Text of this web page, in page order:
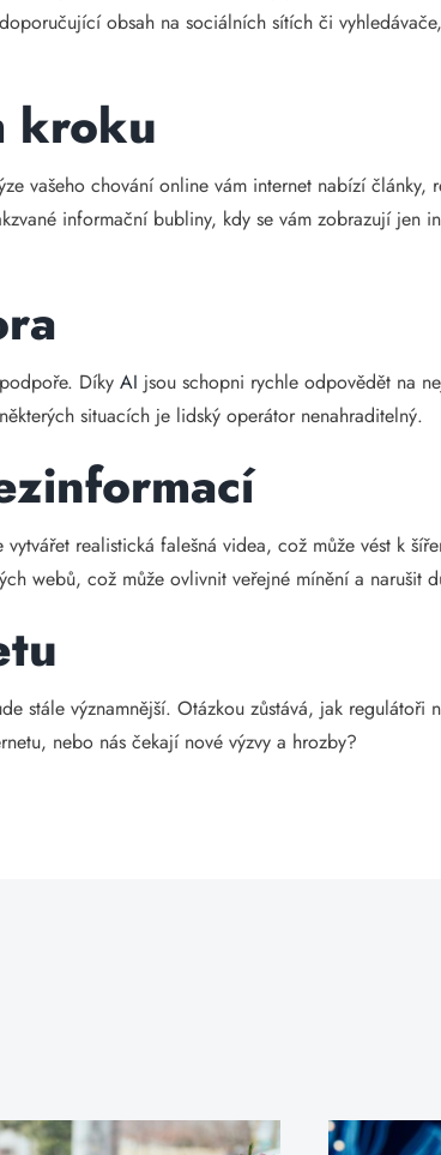
obsah na sociálních sítích či
kroku
vašeho chování online vám internet nabízí články,
informační bubliny, kdy se vám zobrazují jen
podpoře. DíkyAI jsou schopni rychle odpovědět na
situacích je lidský operátor nenahraditelný.
realistická falešná videa, což může vést k
webů, což může ovlivnit veřejné mínění a narušit
stále významnější. Otázkou zůstává, jak regulátoři
nebo nás čekají nové výzvy a hrozby?